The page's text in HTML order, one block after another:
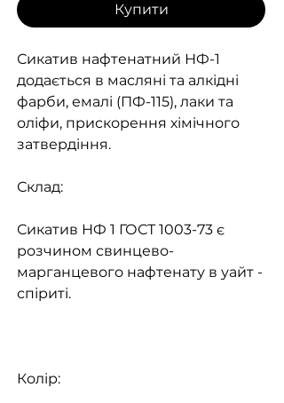
Купити
Сикатив нафтенатний НФ-1
додається в масляні та алкідні
фарби, емалі (ПФ-115), лаки та
оліфи, прискорення хімічного
затвердіння.
Склад:
Сикатив НФ 1 ГОСТ 1003-73 є
розчином свинцево-
марганцевого нафтенату в уайт -
спіриті.
Колір: